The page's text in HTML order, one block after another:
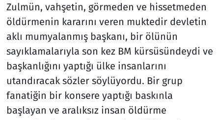
Zulmün, vahşetin, görmeden ve hissetmeden
öldürmenin kararını veren muktedir devletin
aklı mumyalanmış başkanı, bir ölünün
sayıklamalarıyla son kez BM kürsüsündeydi ve
başkanlığını yaptığı ülke insanlarını
utandıracak sözler söylüyordu. Bir grup
fanatiğin bir konsere yaptığı baskınla
başlayan ve aralıksız insan öldürme